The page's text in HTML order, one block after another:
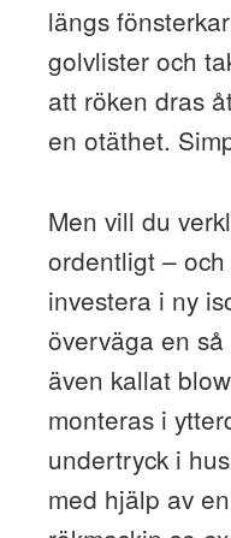
längs
golvlister och
att röken dras
en otäthet.
Men vill du
ordentligt –
investera i ny
överväga en
även kallat
monteras i
undertryck i
med hjälp av